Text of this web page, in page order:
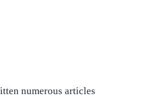
numerous articles